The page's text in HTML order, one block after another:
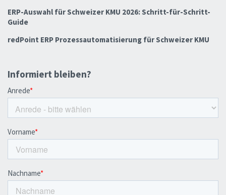
ERP-Auswahl für Schweizer KMU 2026: Schritt-für-Schritt-
Guide
redPoint ERP Prozessautomatisierung für Schweizer KMU
Informiert bleiben?